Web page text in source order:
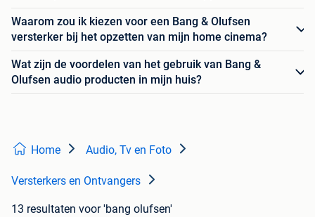
Waarom zou ik kiezen voor een Bang & Olufsen
versterker bij het opzetten van mijn home cinema?
Wat zijn de voordelen van het gebruik van Bang &
Olufsen audio producten in mijn huis?
Home Audio, Tv en Foto
Versterkers en Ontvangers
13 resultaten voor 'bang olufsen'